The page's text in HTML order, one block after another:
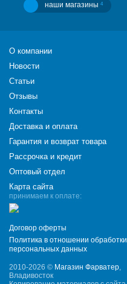
наши магазины 4
принимаем к оплате:
Договор оферты
Политика в отношении обработки
персональных данных
2010-2026 © Магазин Фарватер,
Владивосток
О компании
Новости
Статьи
Отзывы
Контакты
Доставка и оплата
Гарантия и возврат товара
Рассрочка и кредит
Оптовый отдел
Карта сайта